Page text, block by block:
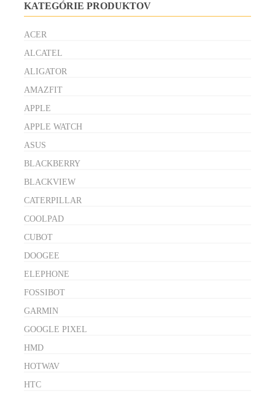
KATEGÓRIE PRODUKTOV
ACER
ALCATEL
ALIGATOR
AMAZFIT
APPLE
APPLE WATCH
ASUS
BLACKBERRY
BLACKVIEW
CATERPILLAR
COOLPAD
CUBOT
DOOGEE
ELEPHONE
FOSSIBOT
GARMIN
GOOGLE PIXEL
HMD
HOTWAV
HTC